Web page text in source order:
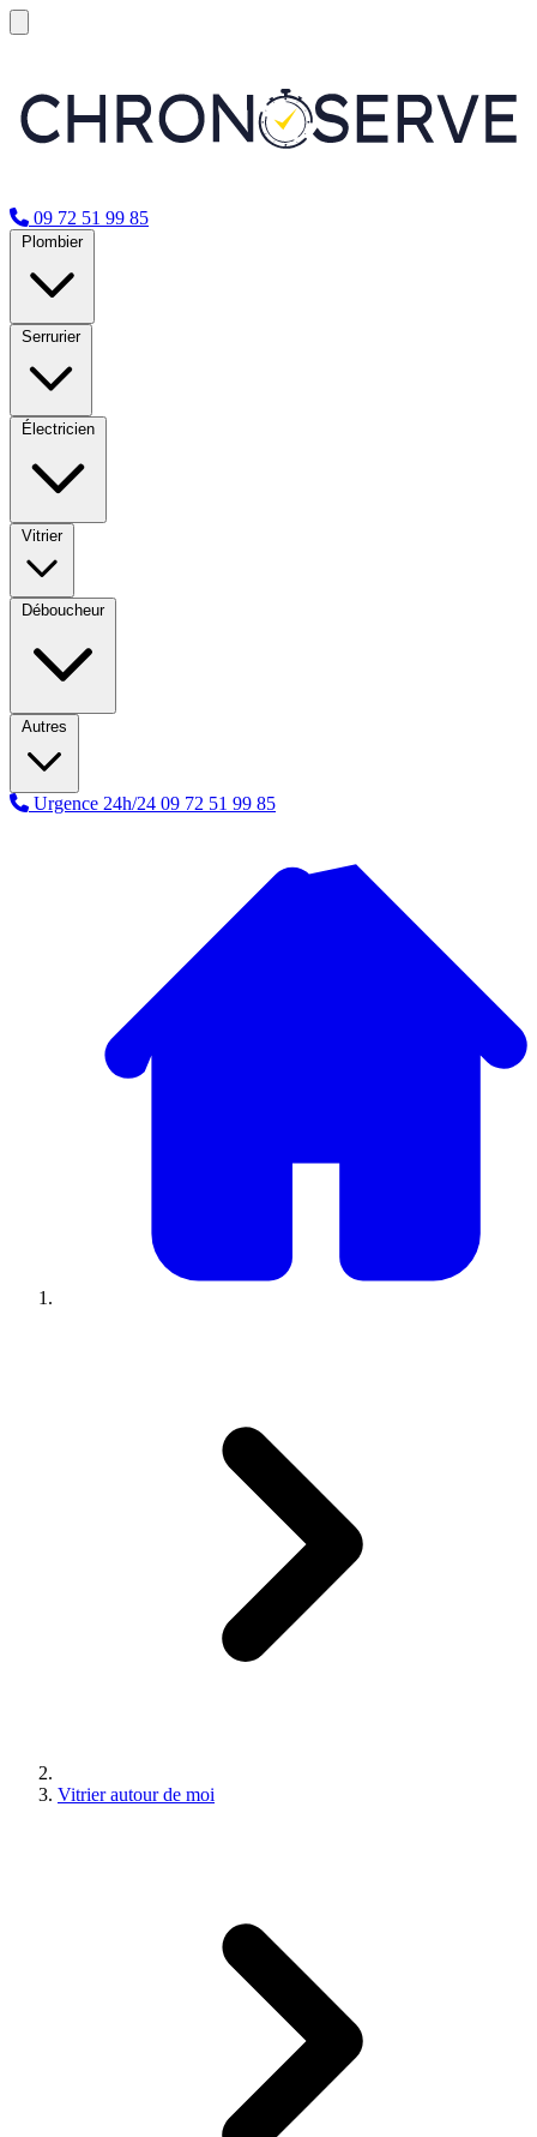
09 72 51 99 85
Plombier
Serrurier
Électricien
Vitrier
Déboucheur
Autres
Urgence 24h/24 09 72 51 99 85
Vitrier autour de moi